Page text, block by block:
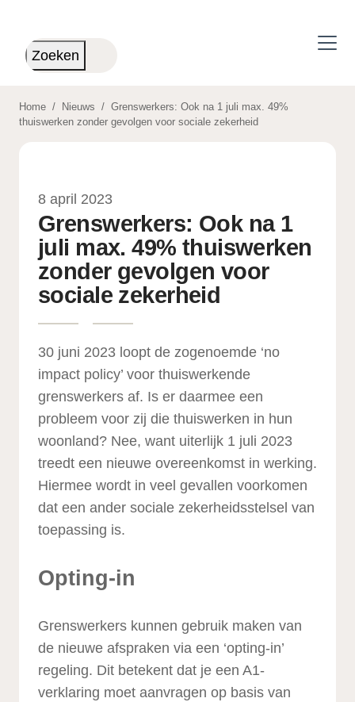
Zoeken
Home / Nieuws / Grenswerkers: Ook na 1 juli max. 49%
thuiswerken zonder gevolgen voor sociale zekerheid
8 april 2023
Grenswerkers: Ook na 1
juli max. 49% thuiswerken
zonder gevolgen voor
sociale zekerheid
30 juni 2023 loopt de zogenoemde ‘no
impact policy’ voor thuiswerkende
grenswerkers af. Is er daarmee een
probleem voor zij die thuiswerken in hun
woonland? Nee, want uiterlijk 1 juli 2023
treedt een nieuwe overeenkomst in werking.
Hiermee wordt in veel gevallen voorkomen
dat een ander sociale zekerheidsstelsel van
toepassing is.
Opting-in
Grenswerkers kunnen gebruik maken van
de nieuwe afspraken via een ‘opting-in’
regeling. Dit betekent dat je een A1-
verklaring moet aanvragen op basis van